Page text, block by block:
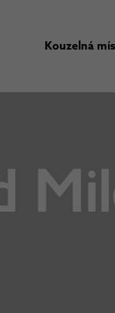
Kouzelná